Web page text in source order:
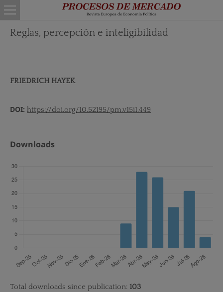
Reglas, percepción e inteligibilidad
FRIEDRICH HAYEK
DOI: https://doi.org/10.52195/pm.v15i1.449
Downloads
Total downloads since publication: 103